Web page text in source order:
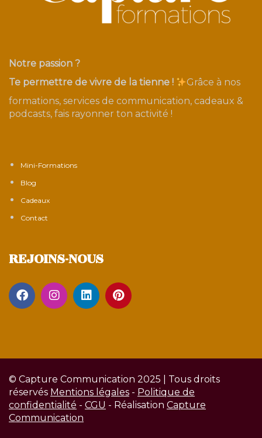
Notre passion ?
Te permettre de vivre de la tienne !
Grâce à nos
formations, services de communication, cadeaux &
podcasts, fais rayonner ton activité !
Mini-Formations
Blog
Cadeaux
Contact
REJOINS-NOUS
© Capture Communication 2025 | Tous droits
réservés Mentions légales - Politique de
confidentialité - CGU - Réalisation Capture
Communication